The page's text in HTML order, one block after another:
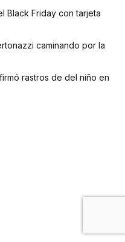
Black Friday con tarjeta
caminando por la
rastros de del niño en